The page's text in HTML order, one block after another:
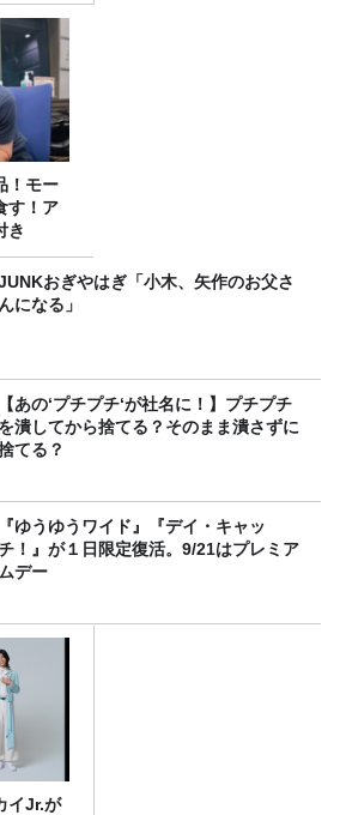
！モー
す！ア
き
おぎやはぎ「小木、矢作のお父さ
んになる」
【あの‘プチプチ‘が社名に！】プチプチ
を潰してから捨てる？そのまま潰さずに
てる？
『ゆうゆうワイド』『デイ・キャッ
！』が１日限定復活。9/21はプレミア
ムデー
イJr.が